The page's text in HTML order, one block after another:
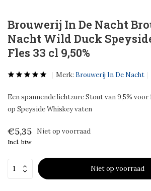
Brouwerij In De Nacht
Nacht Wild Duck
Fles 33 cl 9,50%
Merk: Brouwerij In De Nacht
Een spannende lichtzure Stout van 9,5% voor
op Speyside Whiskey vaten
€5,35 Niet op voorraad
Incl. btw
Niet op voorraad